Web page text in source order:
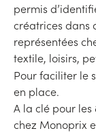
permis
créatrices dans
représentées
textile, loisirs,
Pour faciliter le
en place.
A la clé pour les
chez Monoprix